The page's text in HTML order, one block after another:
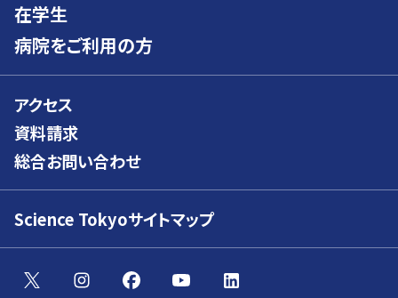
在学生
病院をご利用の方
アクセス
資料請求
総合お問い合わせ
Science Tokyoサイトマップ